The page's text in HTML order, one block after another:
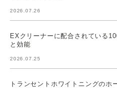
2026.07.26
EXクリーナーに配合されている
と効能
2026.07.25
トランセントホワイトニングのホ